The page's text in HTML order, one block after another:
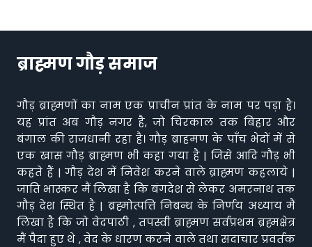
ब्राह्मण गौड़ समाज
गौड़ ब्राह्मणों का नाम एक प्राचीन प्रांत के नाम पर पड़ा है।
यह प्रांत अब गौड़ नगर है, जो चिरकाल तक बिहार और
बंगाल की राजधानी रहा है। गौड़ ब्राहमण के पाँच भेदों में से
एक खास गौड़ ब्राह्मण भी कहा गया है | जिसे आदि गौड़ भी
कहते हैं | गौड़ देश में निवेश करने वाले ब्राह्मण कहलाये |
जाति भास्कर मैं लिखा है कि बंगदेश से लेकर अमरनाथ तक
गौड़ देश स्थित है | ब्रह्मोत्पत्ति निबन्ध के निर्णय अध्याय मैं
लिखा है कि जो वेदपाठी , तपस्वी ब्राह्मण सर्वप्रथम ब्रह्मक्षेत्र
मैं पैदा हुए थे , वेद के धारण करने वाले तथा सदाचार प्रवर्तक